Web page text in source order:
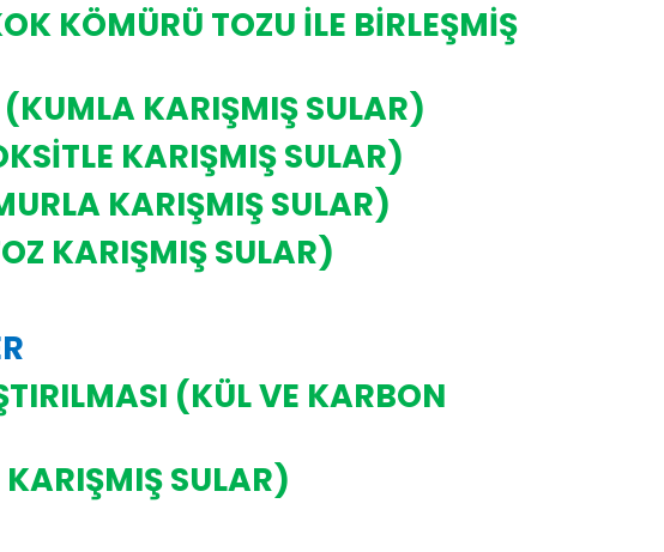
KÖMÜRÜ TOZU İLE BİRLEŞMİŞ
KARIŞMIŞ SULAR)
KARIŞMIŞ SULAR)
KARIŞMIŞ SULAR)
KARIŞMIŞ SULAR)
(KÜL VE KARBON
SULAR)